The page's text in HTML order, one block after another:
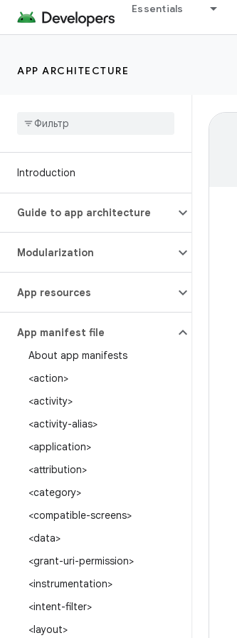
Essentials
APP ARCHITECTURE
Introduction
Guide to app architecture
Modularization
App resources
App manifest file
About app manifests
<action>
<activity>
<activity-alias>
<application>
<attribution>
<category>
<compatible-screens>
<data>
<grant-uri-permission>
<instrumentation>
<intent-filter>
<layout>